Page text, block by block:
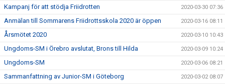
Kampanj för att stödja Friidrotten 2020-03-30 07:36
Anmälan till Sommarens Friidrottsskola 2020 är öppen 2020-03-16 08:11
Årsmötet 2020 2020-03-10 10:43
Ungdoms-SM i Örebro avslutat, Brons till Hilda 2020-03-09 10:24
Ungdoms-SM 2020-03-06 08:21
Sammanfattning av Junior-SM i Göteborg 2020-03-02 08:07